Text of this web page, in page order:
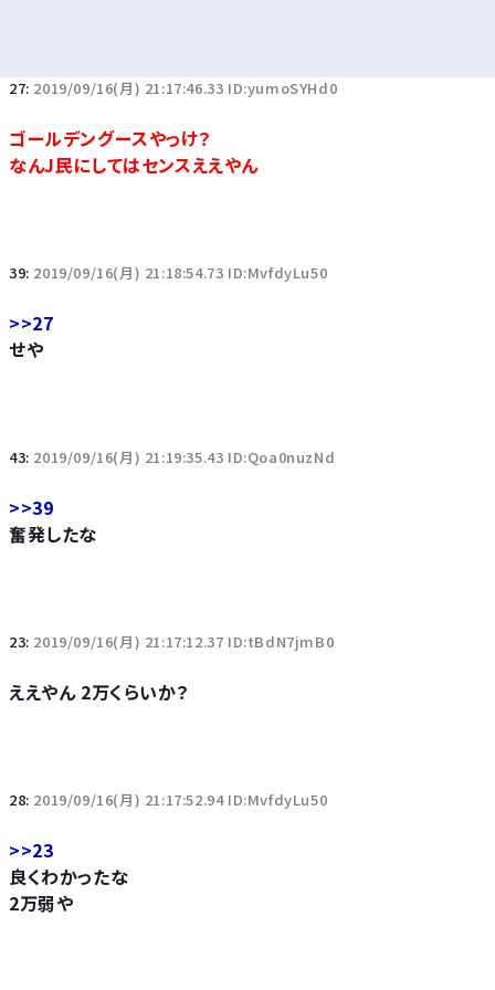
27: 2019/09/16(月) 21:17:46.33 ID:yumoSYHd0
ゴールデングースやっけ？
なんJ民にしてはセンスええやん
39: 2019/09/16(月) 21:18:54.73 ID:MvfdyLu50
>>27
せや
43: 2019/09/16(月) 21:19:35.43 ID:Qoa0nuzNd
>>39
奮発したな
23: 2019/09/16(月) 21:17:12.37 ID:tBdN7jmB0
ええやん 2万くらいか？
28: 2019/09/16(月) 21:17:52.94 ID:MvfdyLu50
>>23
良くわかったな
2万弱や